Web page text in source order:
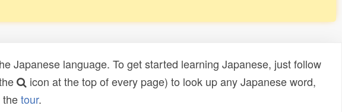
Japanese language. To get started learning Japanese, just follow
icon at the top of every page) to look up any Japanese word,
thetour.